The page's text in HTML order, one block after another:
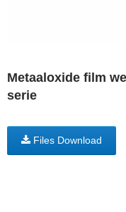
Metaaloxide film
serie
Files Download